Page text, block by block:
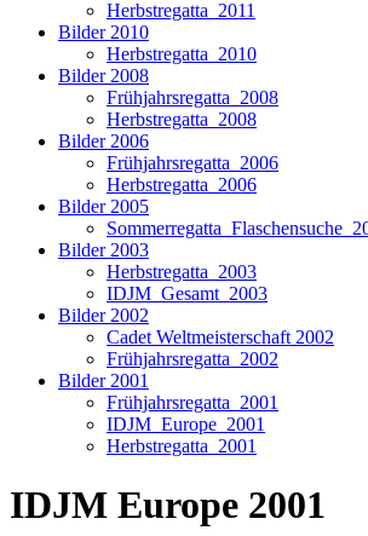
Herbstregatta_2011
Bilder 2010
Herbstregatta_2010
Bilder 2008
Frühjahrsregatta_2008
Herbstregatta_2008
Bilder 2006
Frühjahrsregatta_2006
Herbstregatta_2006
Bilder 2005
Bilder 2003
Herbstregatta_2003
IDJM_Gesamt_2003
Bilder 2002
Cadet Weltmeisterschaft 2002
Frühjahrsregatta_2002
Bilder 2001
Frühjahrsregatta_2001
IDJM_Europe_2001
Herbstregatta_2001
IDJM Europe 2001